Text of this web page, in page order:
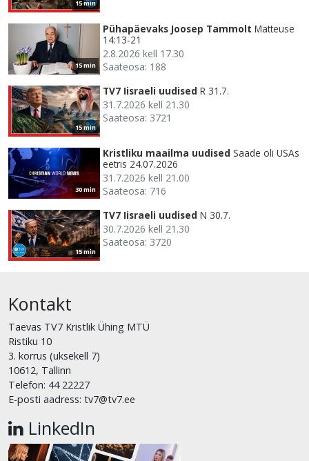
15 min
15 min
Pühapäevaks Joosep Tammolt Matteuse
14:13-21
2.8.2026 kell 17.30
Saateosa: 188
15 min
TV7 Iisraeli uudised R 31.7.
31.7.2026 kell 21.30
Saateosa: 3721
30 min
Kristliku maailma uudised Saade oli USAs
eetris 24.07.2026
31.7.2026 kell 21.00
Saateosa: 716
15 min
TV7 Iisraeli uudised N 30.7.
30.7.2026 kell 21.30
Saateosa: 3720
Kontakt
Taevas TV7 Kristlik Ühing MTÜ
Ristiku 10
3. korrus (uksekell 7)
10612, Tallinn
Telefon: 44 22227
E-posti aadress: tv7@tv7.ee
LinkedIn